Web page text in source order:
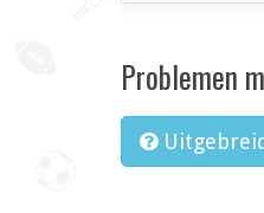
Problemen